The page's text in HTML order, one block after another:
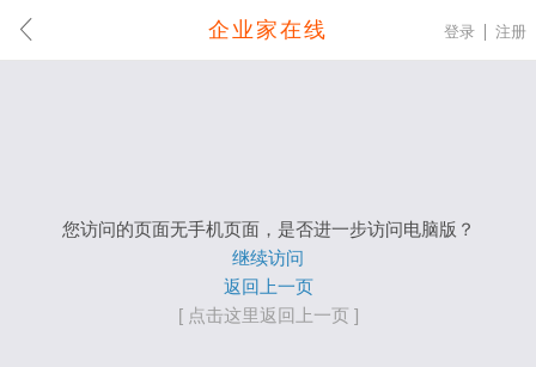
企业家在线 登录 注册
您访问的页面无手机页面，是否进一步访问电脑版？
继续访问
返回上一页
[ 点击这里返回上一页 ]